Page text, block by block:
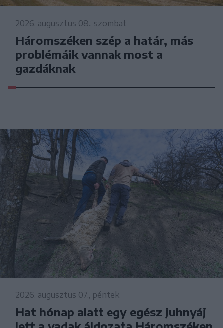
2026. augusztus 08., szombat
Háromszéken szép a határ, más
problémáik vannak most a
gazdáknak
2026. augusztus 07., péntek
Hat hónap alatt egy egész juhnyáj